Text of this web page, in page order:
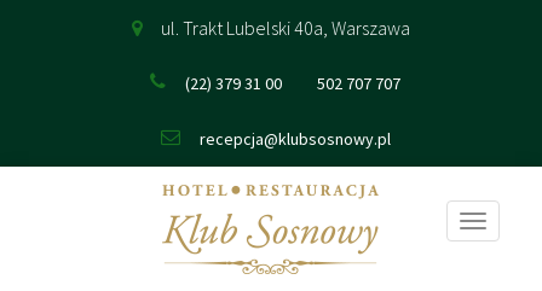
ul. Trakt Lubelski 40a, Warszawa
(22) 379 31 00 502 707 707
recepcja@klubsosnowy.pl
Pokaż